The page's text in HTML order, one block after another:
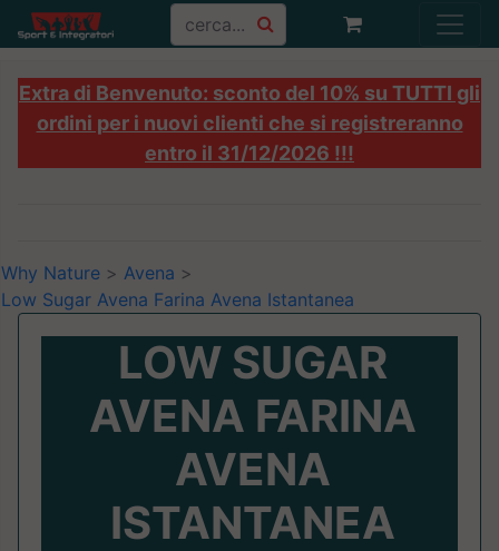
Extra di Benvenuto: sconto del 10% su TUTTI gli
ordini per i nuovi clienti che si registreranno
entro il 31/12/2026 !!!
Why Nature > Avena >
Low Sugar Avena Farina Avena Istantanea
LOW SUGAR
AVENA FARINA
AVENA
ISTANTANEA